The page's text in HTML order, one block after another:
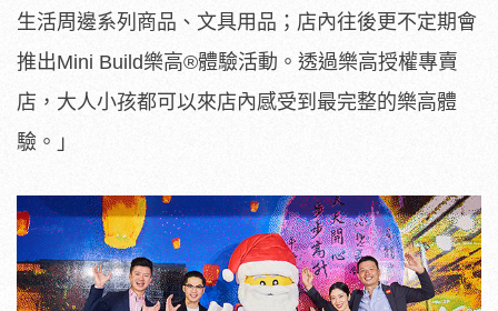
生活周邊系列商品、文具用品；店內往後更不定期會
推出Mini Build樂高®體驗活動。透過樂高授權專賣
店，大人小孩都可以來店內感受到最完整的樂高體
驗。」